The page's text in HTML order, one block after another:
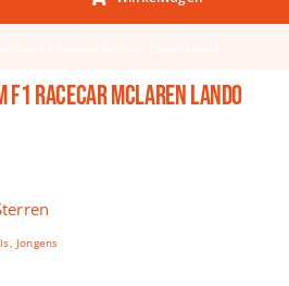
F1 Racecar Mclaren Lando
, Jongens